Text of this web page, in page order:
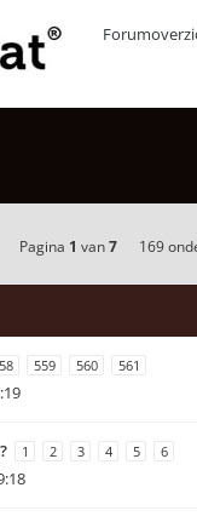
Pagina 1 van7 169
559 560 561
1 2 3 4 5 6